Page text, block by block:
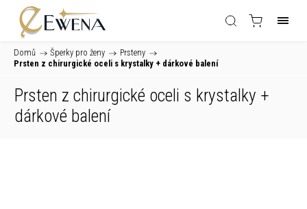
Domů / Šperky pro ženy / Prsteny /
Prsten z chirurgické oceli s krystalky + dárkové balení
Prsten z chirurgické oceli s krystalky +
dárkové balení